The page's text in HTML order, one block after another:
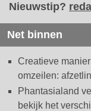
Nieuwstip?
Net binnen
Creatieve
omzeilen:
Phantasialand
bekijk het verschil